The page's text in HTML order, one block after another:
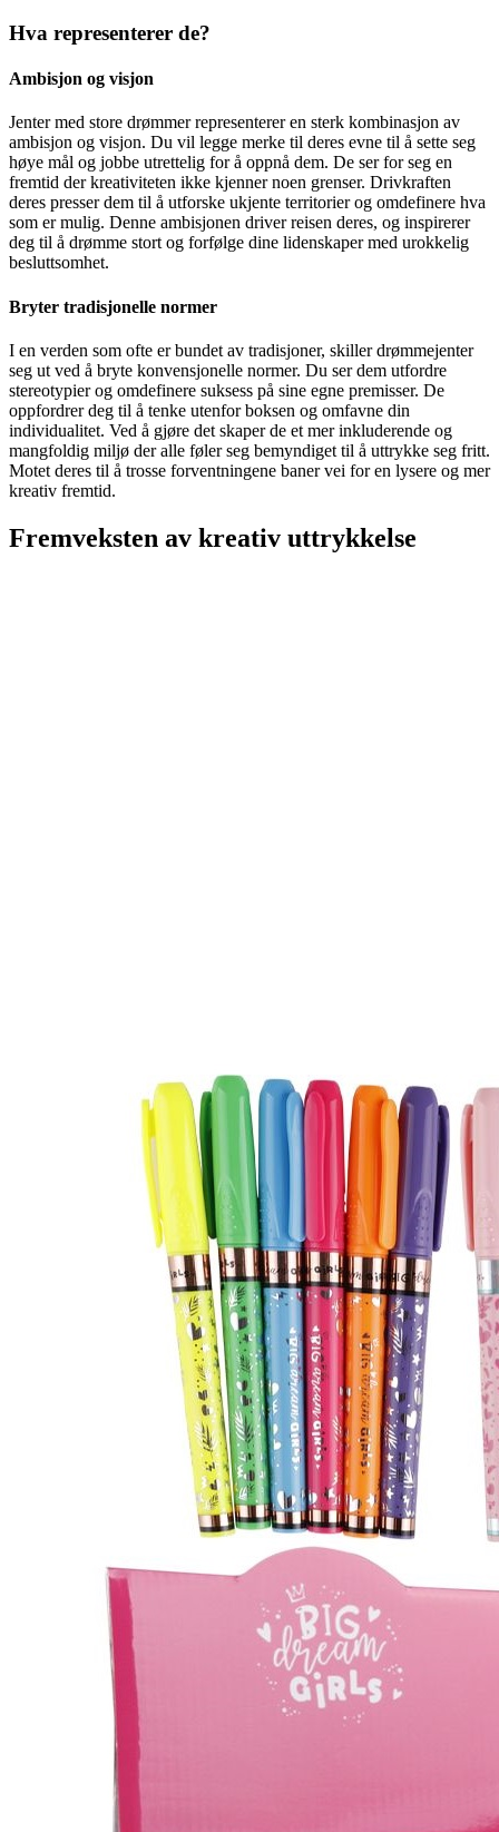
Hva representerer de?
Ambisjon og visjon
Jenter med store drømmer representerer en sterk kombinasjon av
ambisjon og visjon. Du vil legge merke til deres evne til å sette seg
høye mål og jobbe utrettelig for å oppnå dem. De ser for seg en
fremtid der kreativiteten ikke kjenner noen grenser. Drivkraften
deres presser dem til å utforske ukjente territorier og omdefinere hva
som er mulig. Denne ambisjonen driver reisen deres, og inspirerer
deg til å drømme stort og forfølge dine lidenskaper med urokkelig
besluttsomhet.
Bryter tradisjonelle normer
I en verden som ofte er bundet av tradisjoner, skiller drømmejenter
seg ut ved å bryte konvensjonelle normer. Du ser dem utfordre
stereotypier og omdefinere suksess på sine egne premisser. De
oppfordrer deg til å tenke utenfor boksen og omfavne din
individualitet. Ved å gjøre det skaper de et mer inkluderende og
mangfoldig miljø der alle føler seg bemyndiget til å uttrykke seg fritt.
Motet deres til å trosse forventningene baner vei for en lysere og mer
kreativ fremtid.
Fremveksten av kreativ uttrykkelse